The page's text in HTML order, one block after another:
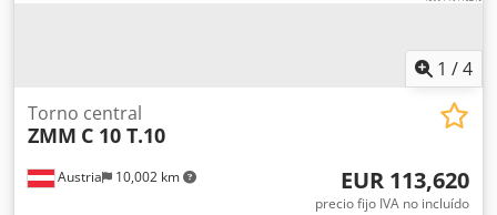
1 /4
Austria 10,002 km
Torno central
ZMM C 10 T.10
EUR 113,620
precio fijo IVA no incluído